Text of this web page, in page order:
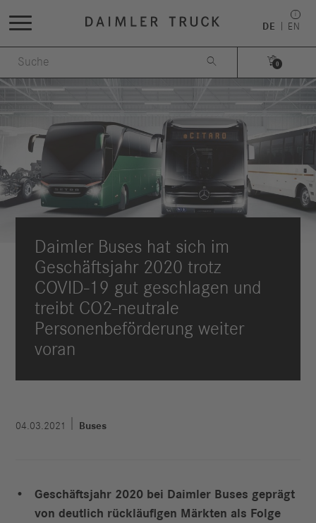
DE EN
 
0
Daimler Buses hat sich im
Geschäftsjahr 2020 trotz
COVID-19 gut geschlagen und
treibt CO2-neutrale
Personenbeförderung weiter
voran
04.03.2021 Buses
Geschäftsjahr 2020 bei Daimler Buses geprägt
von deutlich rückläufigen Märkten als Folge